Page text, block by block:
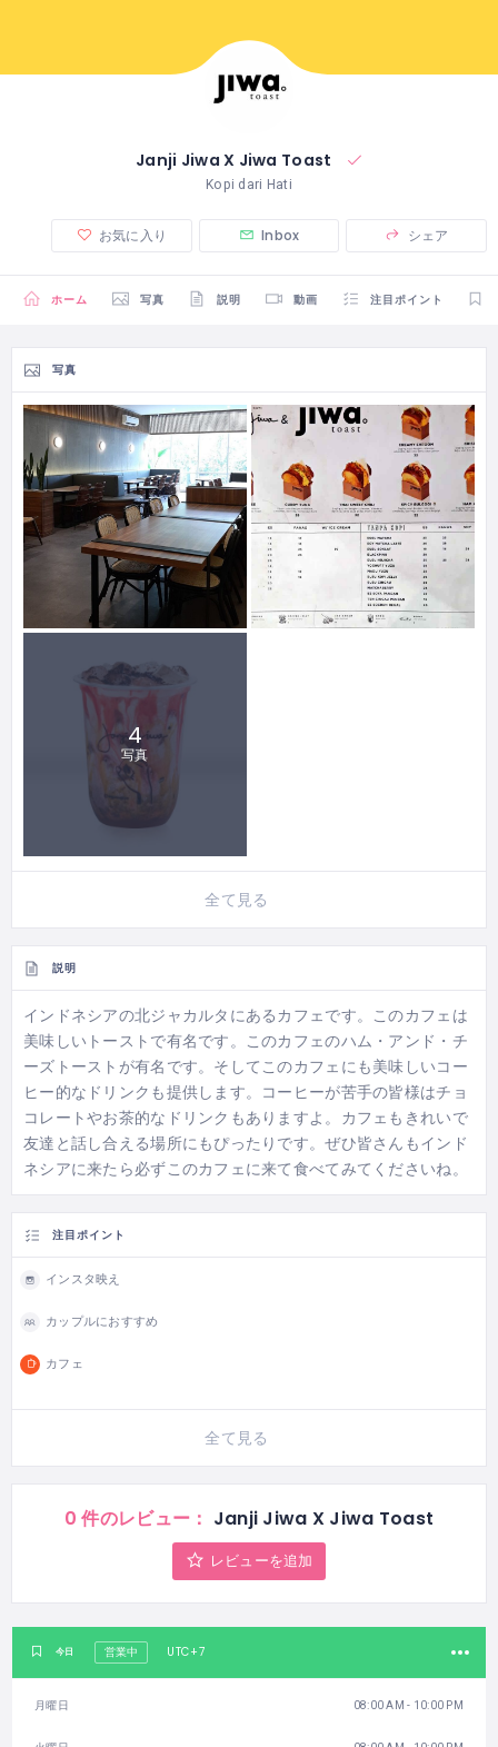
Janji Jiwa X Jiwa Toast
Kopi dari Hati
お気に入り Inbox シェア
ホーム 写真 説明 動画 注目ポイント
写真
4
写真
全て見る
説明
インドネシアの北ジャカルタにあるカフェです。このカフェは
美味しいトーストで有名です。このカフェのハム・アンド・チ
ーズトーストが有名です。そしてこのカフェにも美味しいコー
ヒー的なドリンクも提供します。コーヒーが苦手の皆様はチョ
コレートやお茶的なドリンクもありますよ。カフェもきれいで
友達と話し合える場所にもぴったりです。ぜひ皆さんもインド
ネシアに来たら必ずこのカフェに来て食べてみてくださいね。
注目ポイント
インスタ映え
カップルにおすすめ
カフェ
全て見る
0 件のレビュー： Janji Jiwa X Jiwa Toast
レビューを追加
今日 営業中 UTC+7
月曜日 08:00 AM - 10:00 PM